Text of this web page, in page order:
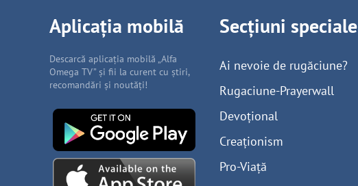
Aplicația mobilă
Descarcă aplicația mobilă „Alfa
Omega TV” și fii la curent cu știri,
recomandări și noutăți!
Secțiuni speciale
Ai nevoie de rugăciune?
Rugaciune-Prayerwall
Devoțional
Creaționism
Pro-Viață